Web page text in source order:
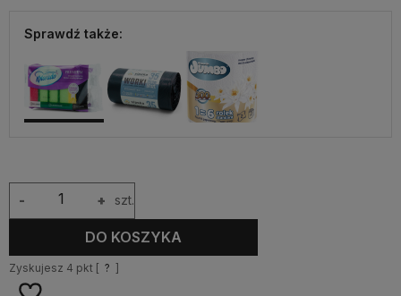
Sprawdź także:
+
- szt.
DO KOSZYKA
Zyskujesz 4 pkt [ ? ]